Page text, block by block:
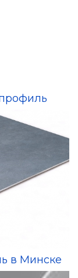
в Минске